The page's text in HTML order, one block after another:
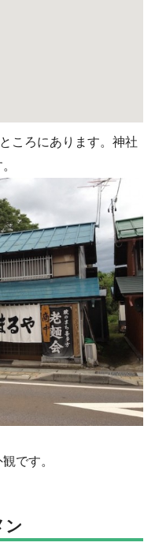
ころにあります。神社
です。
ン